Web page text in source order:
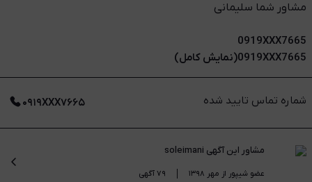
مشاور شما سلیمانی
0919XXX7665
0919XXX7665(نمایش کامل)
شماره تماس تایید شده ۰۹۱۹XXX۷۶۶۵
مشاور این آگهی soleimani
عضو شیپور از مهر ۱۳۹۸ ۷۹ آگهی